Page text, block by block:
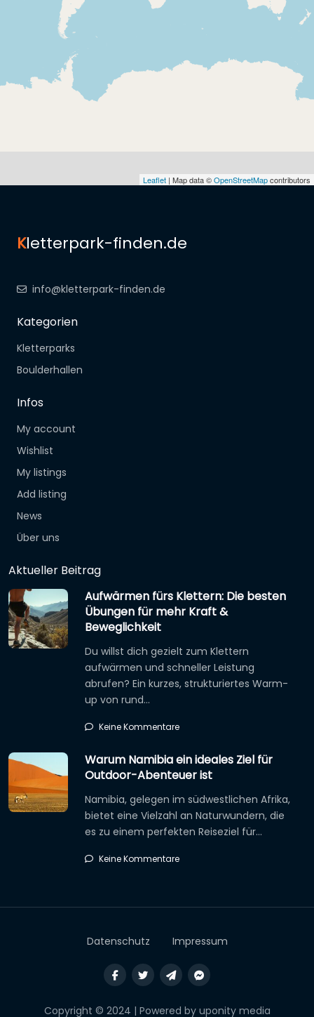
Leaflet | Map data ©OpenStreetMapcontributors
Kletterpark-finden.de
info@kletterpark-finden.de
Kategorien
Kletterparks
Boulderhallen
Infos
My account
Wishlist
My listings
Add listing
News
Über uns
Aktueller Beitrag
Aufwärmen fürs Klettern: Die besten
Übungen für mehr Kraft &
Beweglichkeit
Du willst dich gezielt zum Klettern
aufwärmen und schneller Leistung
abrufen? Ein kurzes, strukturiertes Warm-
up von rund…
Keine Kommentare
Warum Namibia ein ideales Ziel für
Outdoor-Abenteuer ist
Namibia, gelegen im südwestlichen Afrika,
bietet eine Vielzahl an Naturwundern, die
es zu einem perfekten Reiseziel für…
Keine Kommentare
Copyright © 2024 | Powered by uponity media
Datenschutz Impressum